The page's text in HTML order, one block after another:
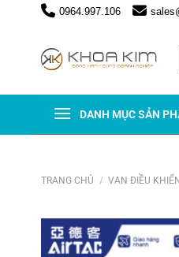
0964.997.106
DANH MỤC SẢN
TRANG CHỦ / VAN ĐIỀU